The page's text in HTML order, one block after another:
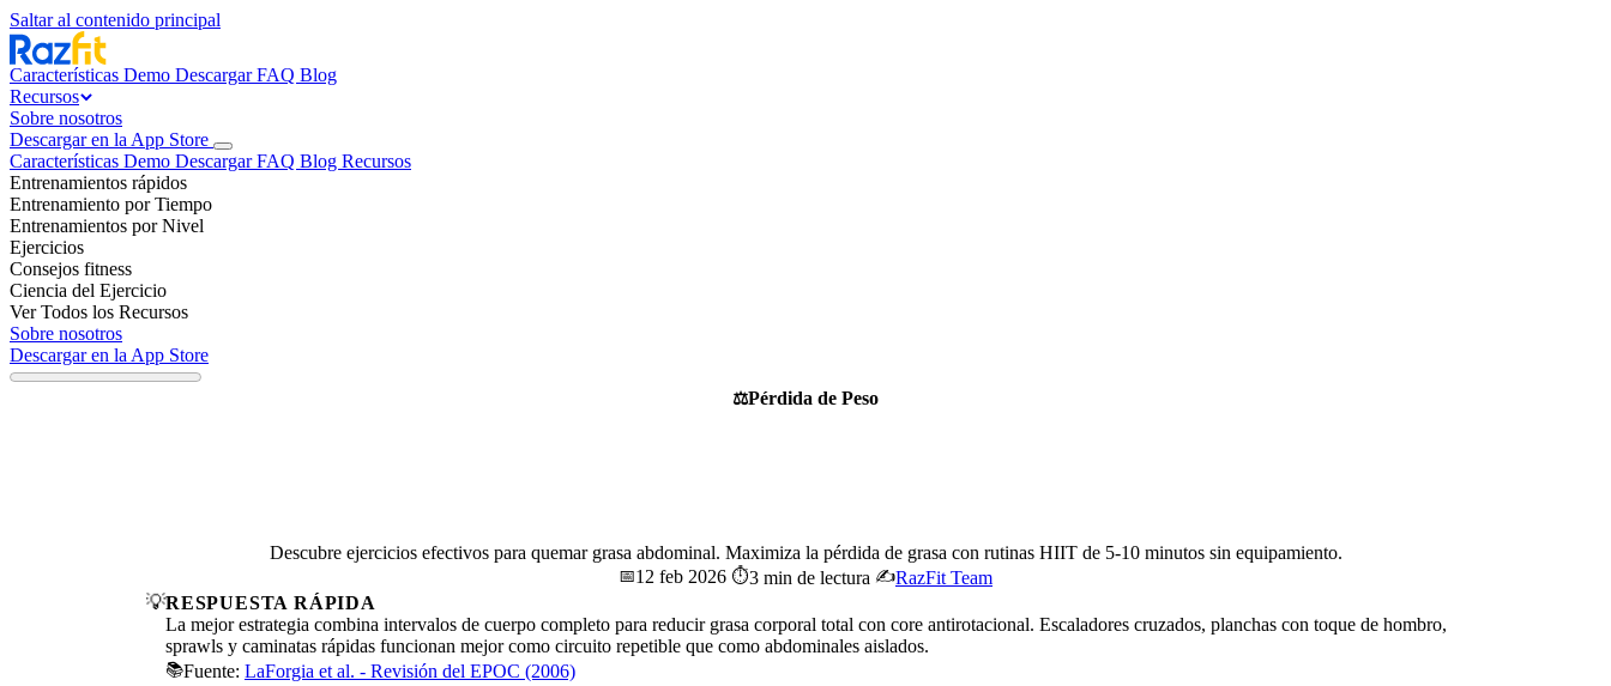
Saltar al contenido principal
Características Demo DescargarFAQ Blog
Recursos
Sobre nosotros
Descargar en la App Store
Características Demo DescargarFAQ Blog Recursos
Entrenamientos rápidos
Entrenamiento por Tiempo
Entrenamientos por Nivel
Ejercicios
Consejos fitness
Ciencia del Ejercicio
Ver Todos los Recursos
Sobre nosotros
Descargar en la App Store
⚖️Pérdida de Peso
Descubre ejercicios efectivos para quemar grasa abdominal. Maximiza la pérdida de grasa con rutinas HIIT de 5-10 minutos sin equipamiento.
📅12 feb 2026 ⏱️3 min de lectura ✍️RazFit Team
💡RESPUESTA RÁPIDA
La mejor estrategia combina intervalos de cuerpo completo para reducir grasa corporal total con core antirotacional. Escaladores cruzados, planchas con toque de hombro,
sprawls y caminatas rápidas funcionan mejor como circuito repetible que como abdominales aislados.
📚Fuente: LaForgia et al. - Revisión del EPOC (2006)